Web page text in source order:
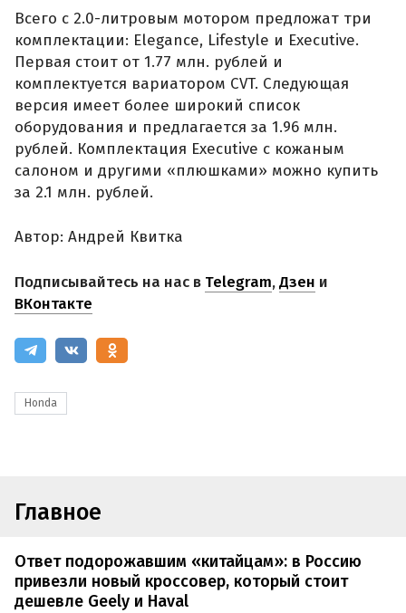
Всего с 2.0-литровым мотором предложат три
комплектации: Elegance, Lifestyle и Executive.
Первая стоит от 1.77 млн. рублей и
комплектуется вариатором CVT. Следующая
версия имеет более широкий список
оборудования и предлагается за 1.96 млн.
рублей. Комплектация Executive с кожаным
салоном и другими «плюшками» можно купить
за 2.1 млн. рублей.
Автор: Андрей Квитка
Подписывайтесь на нас в Telegram,Дзен и
ВКонтакте
Honda
Главное
Ответ подорожавшим «китайцам»: в Россию
привезли новый кроссовер, который стоит
дешевле Geely и Haval